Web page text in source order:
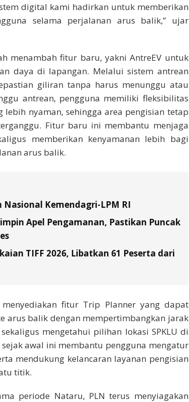
digital kami hadirkan untuk memberikan
selama perjalanan arus balik,” ujar
menambah fitur baru, yakni AntreEV untuk
daya di lapangan. Melalui sistem antrean
giliran tanpa harus menunggu atau
antrean, pengguna memiliki fleksibilitas
nyaman, sehingga area pengisian tetap
Fitur baru ini membantu menjaga
memberikan kenyamanan lebih bagi
arus balik.
Nasional Kemendagri-LPM RI
Apel Pengamanan, Pastikan Puncak
TIFF 2026, Libatkan 61 Peserta dari
fitur Trip Planner yang dapat
arus balik dengan mempertimbangkan jarak
mengetahui pilihan lokasi SPKLU di
awal ini membantu pengguna mengatur
mendukung kelancaran layanan pengisian
titik.
periode Nataru, PLN terus menyiagakan